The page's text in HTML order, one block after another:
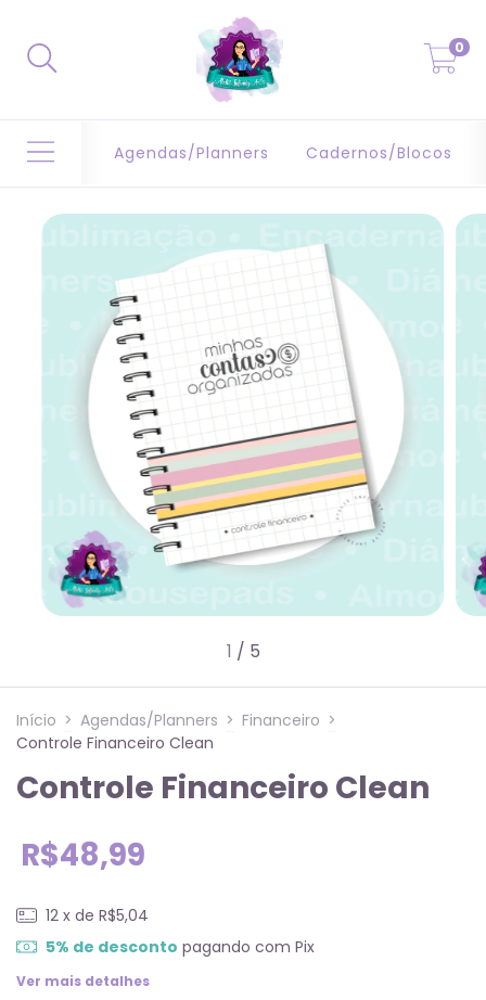
0
Agendas/Planners Cadernos/Blocos
1 / 5
Início > Agendas/Planners > Financeiro >
Controle Financeiro Clean
Controle Financeiro Clean
R$48,99
12 x de R$5,04
5% de desconto pagando com Pix
Ver mais detalhes